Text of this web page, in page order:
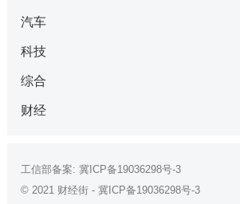
汽车
科技
综合
财经
工信部备案: 冀ICP备19036298号-3
© 2021 财经街- 冀ICP备19036298号-3